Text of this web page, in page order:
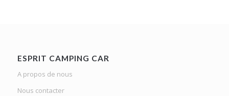
ESPRIT CAMPING CAR
A propos de nous
Nous contacter